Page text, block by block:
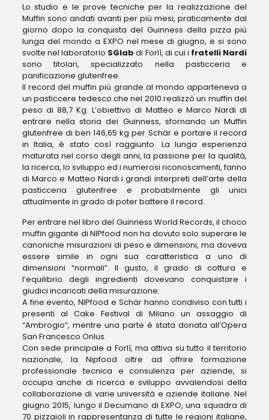
Lo studio e le prove tecniche per la realizzazione del
Muffin sono andati avanti per più mesi, praticamente dal
giorno dopo la conquista del Guinness della pizza più
lunga del mondo a EXPO nel mese di giugno, e si sono
svolte nel laboratorio SGlab di Forlì, di cui i fratelli Nardi
sono titolari, specializzato nella pasticceria e
panificazione glutenfree.
Il record del muffin più grande al mondo apparteneva a
un pasticcere tedesco che nel 2010 realizzò un muffin del
peso di 88,7 Kg. L’obiettivo di Matteo e Marco Nardi di
entrare nella storia dei Guinness, sfornando un Muffin
glutenfree di ben 146,65 kg per Schär e portare il record
in Italia, è stato così raggiunto. La lunga esperienza
maturata nel corso degli anni, la passione per la qualità,
la ricerca, lo sviluppo ed i numerosi riconoscimenti, fanno
di Marco e Matteo Nardi i grandi interpreti dell’arte della
pasticceria glutenfree e probabilmente gli unici
attualmente in grado di poter battere il record.
Per entrare nel libro del Guinness World Records, il choco
muffin gigante di NIPfood non ha dovuto solo superare le
canoniche misurazioni di peso e dimensioni, ma doveva
essere simile in ogni sua caratteristica a uno di
dimensioni “normali”. Il gusto, il grado di cottura e
l’equilibrio degli ingredienti dovevano conquistare i
giudici incaricati della misurazione.
A fine evento, NIPfood e Schär hanno condiviso con tutti i
presenti al Cake Festival di Milano un assaggio di
“Ambrogio”, mentre una parte è stata donata all’Opera
San Francesco Onlus.
Con sede principale a Forlì, ma attiva su tutto il territorio
nazionale, la Nipfood oltre ad offrire formazione
professionale tecnica e consulenza per aziende, si
occupa anche di ricerca e sviluppo avvalendosi della
collaborazione di varie università e aziende italiane. Nel
giugno 2015, lungo il Decumano di EXPO, una squadra di
70 pizzaioli in rappresentanza di tutte le regioni italiane,